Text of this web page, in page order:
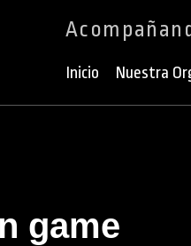
Inicio Nuestra
game